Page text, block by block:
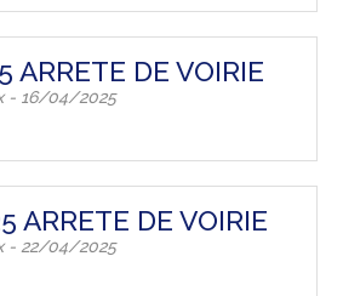
ARRETE DE VOIRIE
- 16/04/2025
ARRETE DE VOIRIE
- 22/04/2025